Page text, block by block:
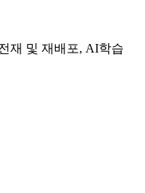
재 및 재배포, AI학습